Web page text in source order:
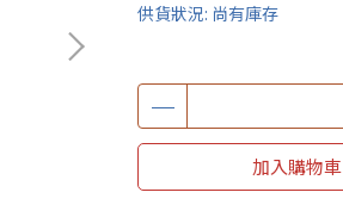
供貨狀況: 尚有庫存
加入購物車